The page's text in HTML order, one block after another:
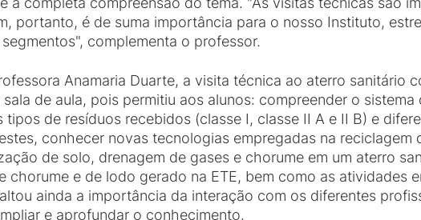
portanto, é de suma importância para o nosso Instituto,
complementa o professor.
Anamaria Duarte, a visita técnica ao aterro sanitário
de aula, pois permitiu aos alunos: compreender o
tipos de resíduos recebidos (classe I, classe II A e II B) e
conhecer novas tecnologias empregadas na
de solo, drenagem de gases e chorume em um aterro
chorume e de lodo gerado na ETE, bem como as atividades
ainda a importância da interação com os diferentes
e aprofundar o conhecimento.